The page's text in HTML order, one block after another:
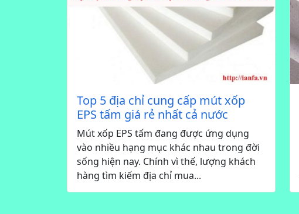
Top 5 địa chỉ cung cấp mút xốp
EPS tấm giá rẻ nhất cả nước
Mút xốp EPS tấm đang được ứng dụng
vào nhiều hạng mục khác nhau trong đời
sống hiện nay. Chính vì thế, lượng khách
hàng tìm kiếm địa chỉ mua...